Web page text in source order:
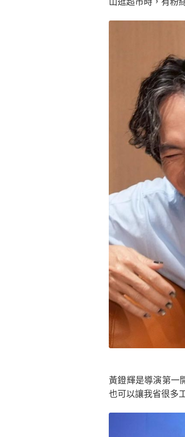
山逛超市時，有粉
黃鐙輝是導演第一
也可以讓我省很多